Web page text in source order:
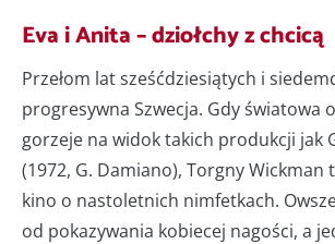
Eva i Anita – dziołchy z chcicą
Przełom lat sześćdziesiątych i
progresywna Szwecja. Gdy światowa
gorzeje na widok takich produkcji jak
(1972, G. Damiano), Torgny Wickman
kino o nastoletnich nimfetkach.
od pokazywania kobiecej nagości, a